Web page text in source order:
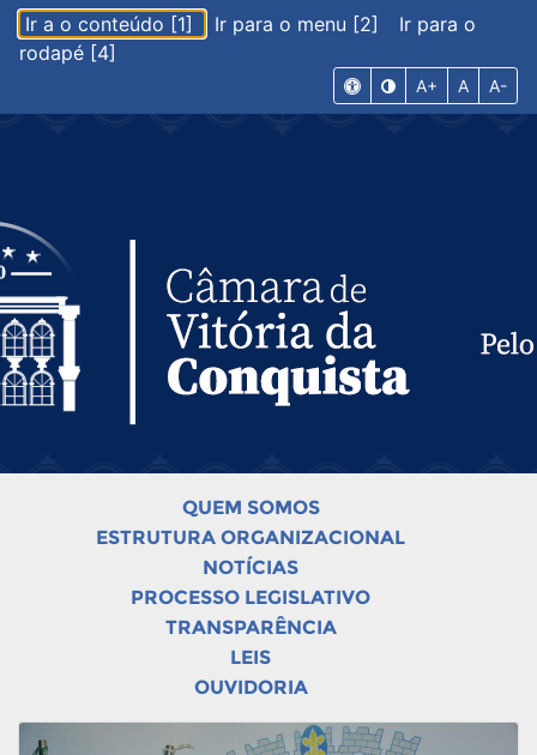
Ir a o conteúdo [1] Ir para o menu [2]
Ir para o
rodapé [4]
A+ A A-
QUEM SOMOS
ESTRUTURA ORGANIZACIONAL
NOTÍCIAS
PROCESSO LEGISLATIVO
TRANSPARÊNCIA
LEIS
OUVIDORIA